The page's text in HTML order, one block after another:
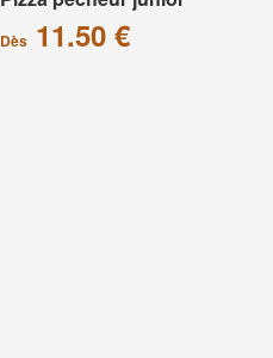
Dès 11.50 €